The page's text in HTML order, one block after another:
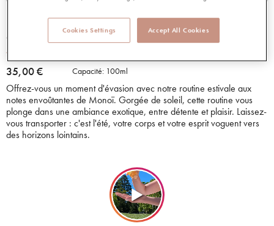
HUILE SÈCHE EVASION
98767
5.00 out of 5 Customer Rating
35,00 € Capacité: 100ml
Offrez-vous un moment d'évasion avec notre routine estivale aux
notes envoûtantes de Monoï. Gorgée de soleil, cette routine vous
plonge dans une ambiance exotique, entre détente et plaisir. Laissez-
vous transporter : c'est l'été, votre corps et votre esprit voguent vers
des horizons lointains.
Accept All Cookies
Cookies Settings